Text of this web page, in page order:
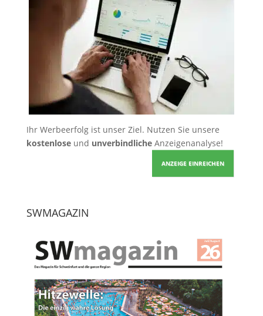
Ihr Werbeerfolg ist unser Ziel. Nutzen Sie unsere
kostenloseund unverbindlicheAnzeigenanalyse!
ANZEIGE EINREICHEN
SWMAGAZIN